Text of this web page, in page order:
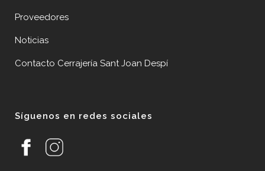
Proveedores
Noticias
Contacto Cerrajería Sant Joan Despí
Síguenos en redes sociales